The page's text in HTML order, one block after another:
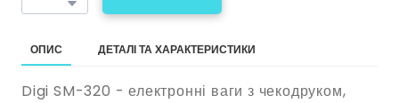
ОПИС ДЕТАЛІ ТА ХАРАКТЕРИСТИКИ
Digi SM-320 - електронні ваги з чекодруком,